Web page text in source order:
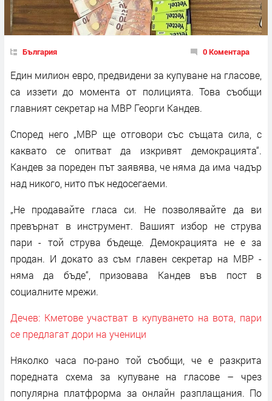
България 0 Коментара
Един милион евро, предвидени за купуване на гласове,
са иззети до момента от полицията. Това съобщи
главният секретар на МВР Георги Кандев.
Според него „МВР ще отговори със същата сила, с
каквато се опитват да изкривят демокрацията“.
Кандев за пореден път заявява, че няма да има чадър
над никого, нито пък недосегаеми.
„Не продавайте гласа си. Не позволявайте да ви
превърнат в инструмент. Вашият избор не струва
пари - той струва бъдеще. Демокрацията не е за
продан. И докато аз съм главен секретар на МВР -
няма да бъде“, призовава Кандев във пост в
социалните мрежи.
Дечев: Кметове участват в купуването на вота, пари
се предлагат дори на ученици
Няколко часа по-рано той съобщи, че е разкрита
поредната схема за купуване на гласове – чрез
популярна платфрорма за онлайн разплащания. По